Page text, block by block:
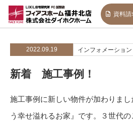
資料請
2022.09.19 インフォメーション
新着 施工事例！
施工事例に新しい物件が加わりま
う幸せ溢れるお家』です。３世代